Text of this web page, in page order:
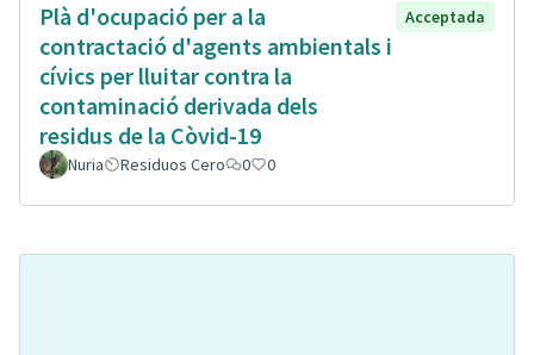
Plà d'ocupació per a la
contractació d'agents ambientals i
cívics per lluitar contra la
contaminació derivada dels
residus de la Còvid-19
Acceptada
Nuria Residuos Cero 0 0